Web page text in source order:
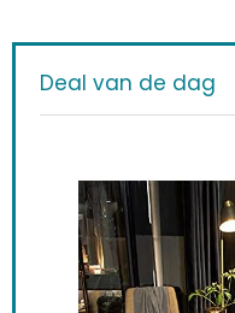
Deal van de dag